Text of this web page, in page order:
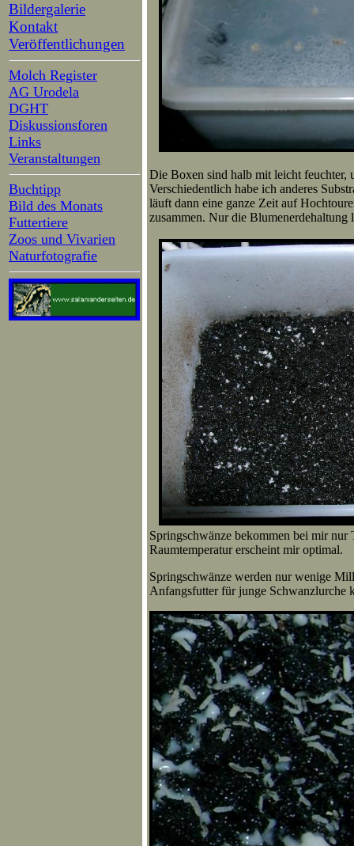
Bildergalerie
Kontakt
Veröffentlichungen
Molch Register
AG Urodela
DGHT
Diskussionsforen
Links
Veranstaltungen
Buchtipp
Bild des Monats
Futtertiere
Zoos und Vivarien
Naturfotografie
Die Boxen sind halb mit leicht feuchter,
Verschiedentlich habe ich anderes
läuft dann eine ganze Zeit auf
zusammen. Nur die
Springschwänze bekommen bei mir nur
Raumtemperatur erscheint mir optimal.
Springschwänze werden nur wenige
Anfangsfutter für junge Schwanzlurche